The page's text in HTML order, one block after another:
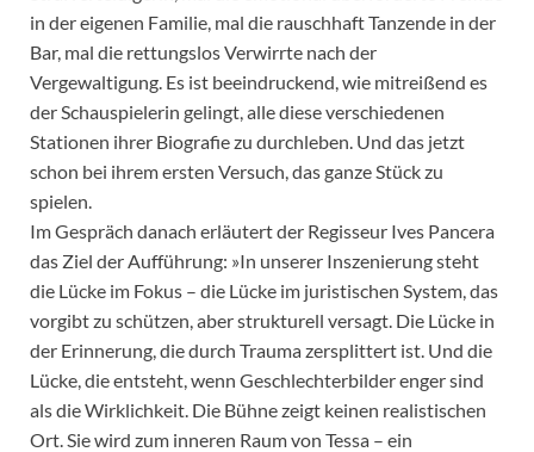
in der eigenen Familie, mal die rauschhaft Tanzende in der
Bar, mal die rettungslos Verwirrte nach der
Vergewaltigung. Es ist beeindruckend, wie mitreißend es
der Schauspielerin gelingt, alle diese verschiedenen
Stationen ihrer Biografie zu durchleben. Und das jetzt
schon bei ihrem ersten Versuch, das ganze Stück zu
spielen.
Im Gespräch danach erläutert der Regisseur Ives Pancera
das Ziel der Aufführung: »In unserer Inszenierung steht
die Lücke im Fokus – die Lücke im juristischen System, das
vorgibt zu schützen, aber strukturell versagt. Die Lücke in
der Erinnerung, die durch Trauma zersplittert ist. Und die
Lücke, die entsteht, wenn Geschlechterbilder enger sind
als die Wirklichkeit. Die Bühne zeigt keinen realistischen
Ort. Sie wird zum inneren Raum von Tessa – ein